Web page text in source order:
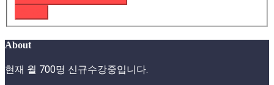
About
현재 월 700명 신규수강중입니다.